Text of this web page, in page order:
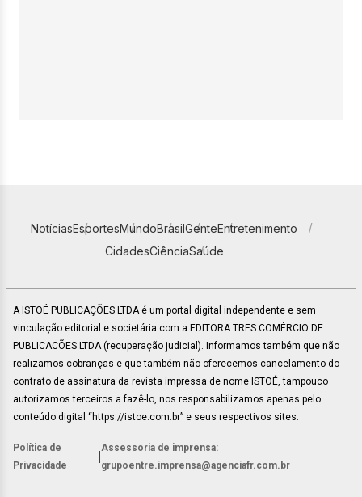
NotíciasEsportesMundoBrasilGenteEntretenimento
CidadesCiênciaSaúde
A ISTOÉ PUBLICAÇÕES LTDA é um portal digital independente e sem
vinculação editorial e societária com a EDITORA TRES COMÉRCIO DE
PUBLICACÕES LTDA (recuperação judicial). Informamos também que não
realizamos cobranças e que também não oferecemos cancelamento do
contrato de assinatura da revista impressa de nome ISTOÉ, tampouco
autorizamos terceiros a fazê-lo, nos responsabilizamos apenas pelo
conteúdo digital “https://istoe.com.br” e seus respectivos sites.
Política de
Privacidade
Assessoria de imprensa:
grupoentre.imprensa@agenciafr.com.br